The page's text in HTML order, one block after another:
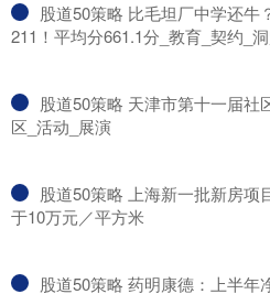
股道50策略 比毛坦厂中学还牛
211！平均分661.1分_教育_契约_
股道50策略 天津市第十一届社
区_活动_展演
股道50策略 上海新一批新房项
于10万元／平方米
股道50策略 药明康德：上半年